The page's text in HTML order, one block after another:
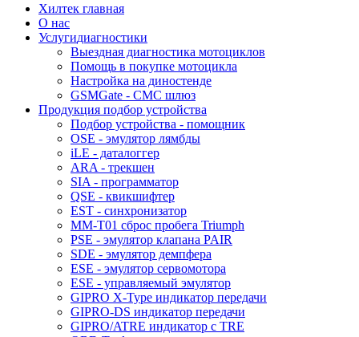
Хилтек главная
О нас
Услугидиагностики
Выездная диагностика мотоциклов
Помощь в покупке мотоцикла
Настройка на диностенде
GSMGate - СМС шлюз
Продукция подбор устройства
Подбор устройства - помощник
OSE - эмулятор лямбды
iLE - даталоггер
ARA - трекшен
SIA - программатор
QSE - квикшифтер
EST - синхронизатор
MM-T01 сброс пробега Triumph
PSE - эмулятор клапана PAIR
SDE - эмулятор демпфера
ESE - эмулятор сервомотора
ESE - управляемый эмулятор
GIPRO X-Type индикатор передачи
GIPRO-DS индикатор передачи
GIPRO/ATRE индикатор с TRE